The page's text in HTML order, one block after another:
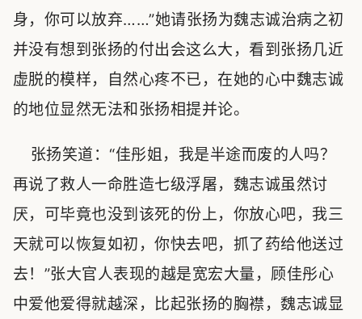
身，你可以放弃……”她请张扬为魏志诚治病之初
并没有想到张扬的付出会这么大，看到张扬几近
虚脱的模样，自然心疼不已，在她的心中魏志诚
的地位显然无法和张扬相提并论。
张扬笑道：“佳彤姐，我是半途而废的人吗？
再说了救人一命胜造七级浮屠，魏志诚虽然讨
厌，可毕竟也没到该死的份上，你放心吧，我三
天就可以恢复如初，你快去吧，抓了药给他送过
去！”张大官人表现的越是宽宏大量，顾佳彤心
中爱他爱得就越深，比起张扬的胸襟，魏志诚显